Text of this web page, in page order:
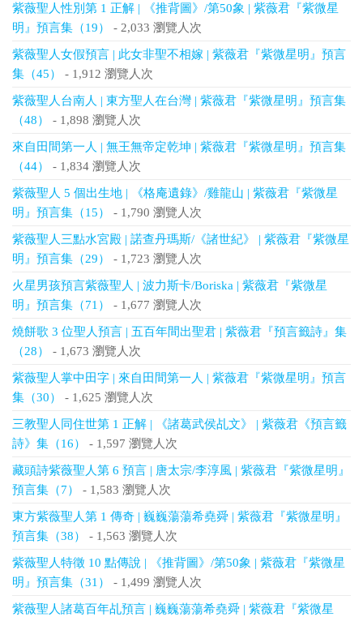
紫薇聖人性別第 1 正解 | 《推背圖》/第50象 | 紫薇君『紫微星
明』預言集（19）
- 2,033 瀏覽人次
紫薇聖人女假預言 | 此女非聖不相嫁 | 紫薇君『紫微星明』預言
集（45）
- 1,912 瀏覽人次
紫薇聖人台南人 | 東方聖人在台灣 | 紫薇君『紫微星明』預言集
（48）
- 1,898 瀏覽人次
來自田間第一人 | 無王無帝定乾坤 | 紫薇君『紫微星明』預言集
（44）
- 1,834 瀏覽人次
紫薇聖人 5 個出生地 | 《格庵遺錄》/雞龍山 | 紫薇君『紫微星
明』預言集（15）
- 1,790 瀏覽人次
紫薇聖人三點水宮殿 | 諾查丹瑪斯/《諸世紀》 | 紫薇君『紫微星
明』預言集（29）
- 1,723 瀏覽人次
火星男孩預言紫薇聖人 | 波力斯卡/Boriska | 紫薇君『紫微星
明』預言集（71）
- 1,677 瀏覽人次
燒餅歌 3 位聖人預言 | 五百年間出聖君 | 紫薇君『預言籤詩』集
（28）
- 1,673 瀏覽人次
紫薇聖人掌中田字 | 來自田間第一人 | 紫薇君『紫微星明』預言
集（30）
- 1,625 瀏覽人次
三教聖人同住世第 1 正解 | 《諸葛武侯乩文》 | 紫薇君《預言籤
詩》集（16）
- 1,597 瀏覽人次
藏頭詩紫薇聖人第 6 預言 | 唐太宗/李淳風 | 紫薇君『紫微星明』
預言集（7）
- 1,583 瀏覽人次
東方紫薇聖人第 1 傳奇 | 巍巍蕩蕩希堯舜 | 紫薇君『紫微星明』
預言集（38）
- 1,563 瀏覽人次
紫薇聖人特徵 10 點傳說 | 《推背圖》/第50象 | 紫薇君『紫微星
明』預言集（31）
- 1,499 瀏覽人次
紫薇聖人諸葛百年乩預言 | 巍巍蕩蕩希堯舜 | 紫薇君『紫微星